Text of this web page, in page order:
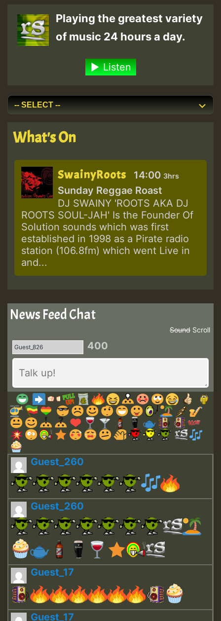
Playing the greatest variety
of music 24 hours a day.
Listen
What's On
SwainyRoots 14:00 3hrs
Sunday Reggae Roast
DJ SWAINY 'ROOTS AKA DJ
ROOTS SOUL-JAH' Is the Founder Of
Solution sounds which was first
established in 1998 as a Pirate radio
station (106.8fm) which went Live in
and...
News Feed Chat
Scroll
Sound
400
Guest_260
Guest_260
Guest_17
Guest_17